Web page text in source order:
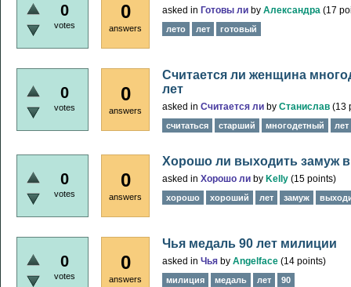
0
votes
0
answers
asked in Готовы ли by Александра (17
лето лет готовый
0
votes
0
answers
Считается ли женщина
лет
asked in Считается ли by Станислав (13
считаться старший многодетный лет
0
votes
0
answers
Хорошо ли выходить замуж в
asked in Хорошо ли by Kelly (15 points)
хорошо хороший лет замуж
0
votes
0
answers
Чья медаль 90 лет милиции
asked in Чья by Angelface (14 points)
милиция медаль лет 90